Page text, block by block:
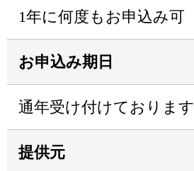
1年に何度もお申込み可
お申込み期日
通年受け付けております
提供元